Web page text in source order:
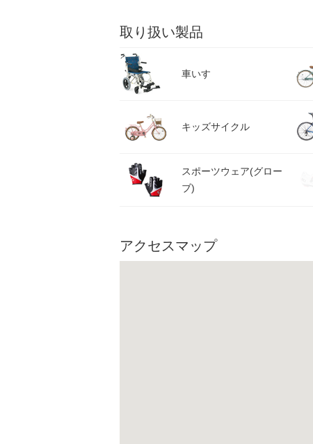
取り扱い製品
車いす
キッズサイクル
スポーツウェア(グロー
ブ)
アクセスマップ